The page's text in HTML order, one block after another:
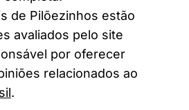
de Pilõezinhos estão
avaliados pelo site
por oferecer
relacionados ao
.